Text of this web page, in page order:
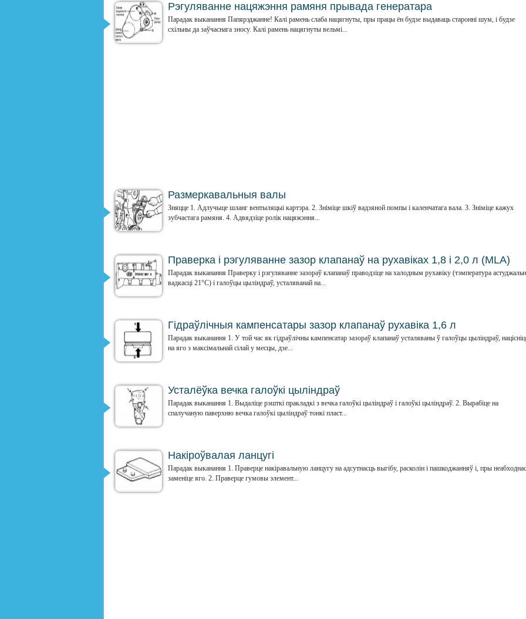
Рэгуляванне нацяжэння рамяня прывада генератара
Парадак выканання Папярэджанне! Калі рамень слаба нацягнуты, пры працы ён будзе выдаваць старонні шум, і будзе
схільны да заўчаснага зносу. Калі рамень нацягнуты вельмі...
Размеркавальныя валы
Зняцце 1. Адлучыце шланг вентыляцыі картэра. 2. Зніміце шкіў вадзяной помпы і каленчатага вала. 3. Зніміце кажух
зубчастага рамяня. 4. Адвядзіце ролік нацяжэння...
Праверка і рэгуляванне зазор клапанаў на рухавіках 1,8 і 2,0 л (MLA)
Парадак выканання Праверку і рэгуляванне зазораў клапанаў праводзіце на халодным рухавіку (тэмпература
вадкасці 21°C) і галоўцы цыліндраў, усталяванай на...
Гідраўлічныя кампенсатары зазор клапанаў рухавіка 1,6 л
Парадак выканання 1. У той час як гідраўлічны кампенсатар зазораў клапанаў усталяваны ў галоўцы цыліндраў,
на яго з максімальнай сілай у месцы, дзе...
Усталёўка вечка галоўкі цыліндраў
Парадак выканання 1. Выдаліце рэшткі пракладкі з вечка галоўкі цыліндраў і галоўкі цыліндраў. 2. Вырабіце на
спалучаную паверхню вечка галоўкі цыліндраў тонкі пласт...
Накіроўвалая ланцугі
Парадак выканання 1. Праверце накіравальную ланцугу на адсутнасць выгібу, расколін і пашкоджанняў і, пры
заменіце яго. 2. Праверце гумовы элемент...